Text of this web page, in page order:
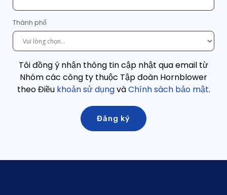
Thành phố
Tôi đồng ý nhận thông tin cập nhật qua email từ
Nhóm các công ty thuộc Tập đoàn Hornblower
theo Điều khoản sử dụngvàChính sách bảo mật.